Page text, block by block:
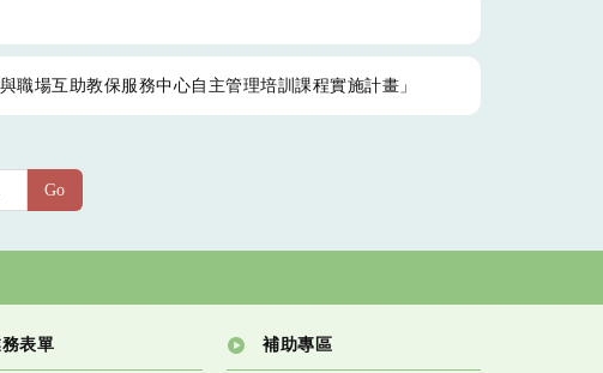
職場互助教保服務中心自主管理培訓課程實施計畫」
Go
表單 補助專區